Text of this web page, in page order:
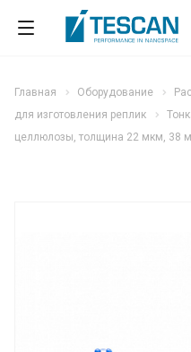
Главная Оборудование
для изготовления реплик
целлюлозы, толщина 22 мкм, 38